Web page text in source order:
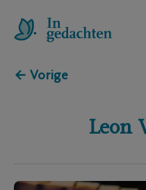
← Vorige
Leon